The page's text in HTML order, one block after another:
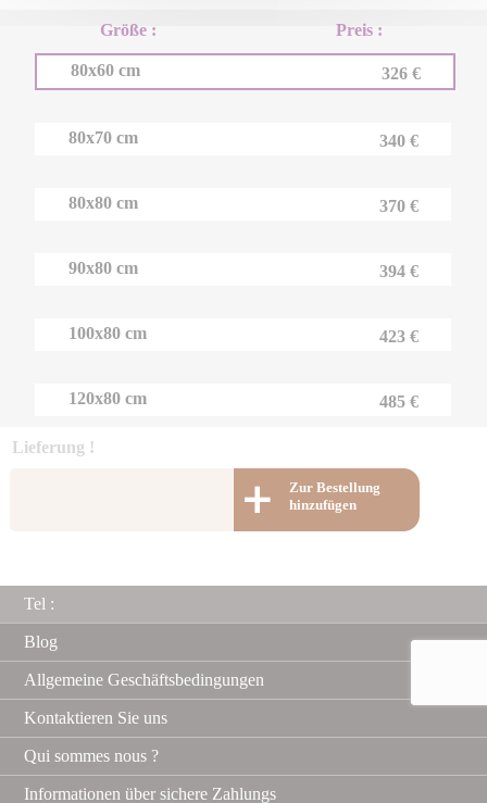
Größe : Preis :
80x60 cm 326 €
80x70 cm 340 €
80x80 cm 370 €
90x80 cm 394 €
100x80 cm 423 €
120x80 cm 485 €
Lieferung !
Zur Bestellung
hinzufügen
Tel :
Blog
Allgemeine Geschäftsbedingungen
Kontaktieren Sie uns
Qui sommes nous ?
Informationen über sichere Zahlungs